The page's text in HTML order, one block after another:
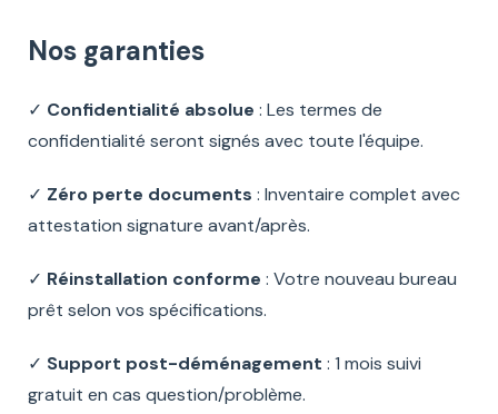
Nos garanties
✓ Confidentialité absolue : Les termes de
confidentialité seront signés avec toute l'équipe.
✓ Zéro perte documents : Inventaire complet avec
attestation signature avant/après.
✓ Réinstallation conforme : Votre nouveau bureau
prêt selon vos spécifications.
✓ Support post-déménagement : 1 mois suivi
gratuit en cas question/problème.